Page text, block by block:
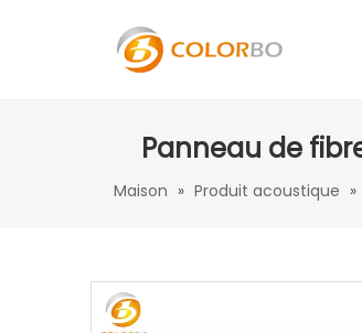
Panneau de
Maison » Produit acoustique »